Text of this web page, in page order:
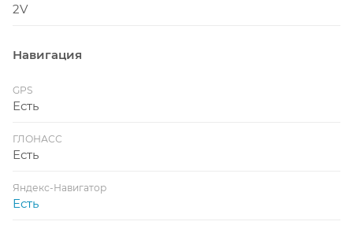
2V
Навигация
GPS
Есть
ГЛОНАСС
Есть
Яндекс-Навигатор
Есть